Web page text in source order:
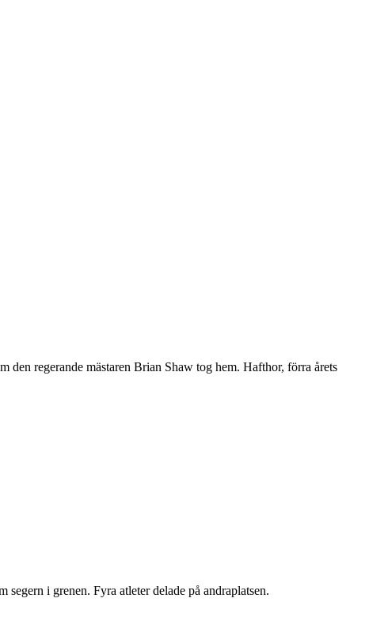
regerande mästaren Brian Shaw tog hem. Hafthor, förra årets
i grenen. Fyra atleter delade på andraplatsen.